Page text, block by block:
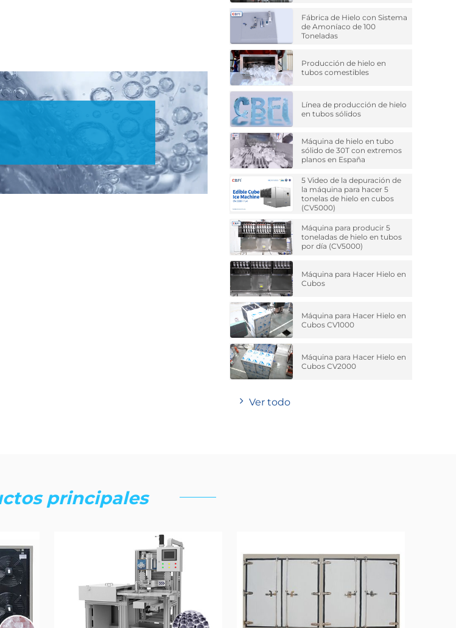
fullscreen
Fábrica de Hielo con Sistema
de Amoníaco de 100
Toneladas
Producción de hielo en
tubos comestibles
Línea de producción de hielo
en tubos sólidos
Máquina de hielo en tubo
sólido de 30T con extremos
planos en España
5 Video de la depuración de
la máquina para hacer 5
tonelas de hielo en cubos
(CV5000)
Máquina para producir 5
toneladas de hielo en tubos
por día (CV5000)
Máquina para Hacer Hielo en
Cubos
Máquina para Hacer Hielo en
Cubos CV1000
Máquina para Hacer Hielo en
Cubos CV2000
Ver todo
principales